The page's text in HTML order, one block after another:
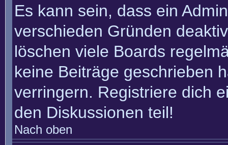
Es kann sein, dass ein
verschieden Gründen
löschen viele Boards
keine Beiträge geschrieben
verringern. Registriere dich
den Diskussionen teil!
Nach oben